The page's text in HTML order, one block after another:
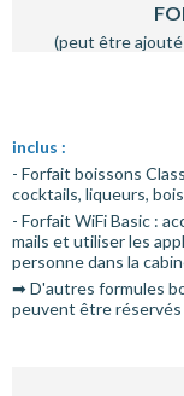
(peut être ajouté
inclus :
- Forfait boissons
cocktails, liqueurs,
- Forfait WiFi Basic :
mails et utiliser les
personne dans la
➡ D'autres formules
peuvent être